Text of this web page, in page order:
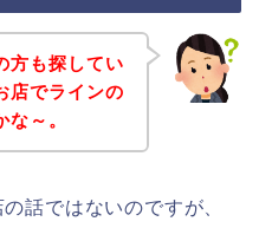
方も探してい
店でラインの
～。
話ではないのですが、